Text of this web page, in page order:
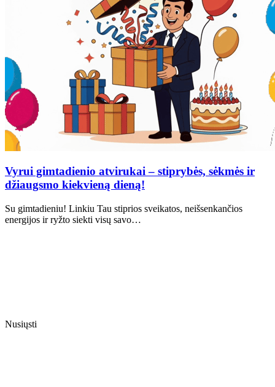
Vyrui gimtadienio atvirukai – stiprybės, sėkmės ir
džiaugsmo kiekvieną dieną!
Su gimtadieniu! Linkiu Tau stiprios sveikatos, neišsenkančios
energijos ir ryžto siekti visų savo…
Nusiųsti